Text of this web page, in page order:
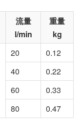
流量
l/min
重量
kg
20
0.12
40
0.22
60
0.33
80 0.47